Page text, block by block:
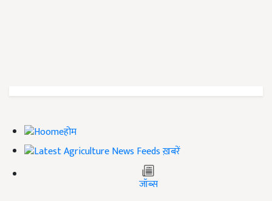
होम
ख़बरें
जॉब्स